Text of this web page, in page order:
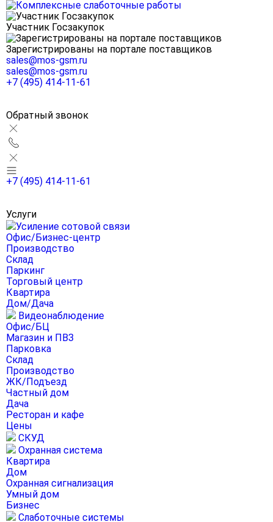
Участник Госзакупок
Зарегистрированы на портале поставщиков
sales@mos-gsm.ru
sales@mos-gsm.ru
+7 (495) 414-11-61
Обратный звонок
+7 (495) 414-11-61
Услуги
Усиление сотовой связи
Офис/Бизнес-центр
Производство
Склад
Паркинг
Торговый центр
Квартира
Дом/Дача
Видеонаблюдение
Офис/БЦ
Магазин и ПВЗ
Парковка
Склад
Производство
ЖК/Подъезд
Частный дом
Дача
Ресторан и кафе
Цены
СКУД
Охранная система
Квартира
Дом
Охранная сигнализация
Умный дом
Бизнес
Слаботочные системы